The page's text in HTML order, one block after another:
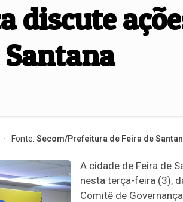
discute
Fonte: Secom/Prefeitura de Feira de
A cidade de Feira de
nesta terça-feira (3),
Comitê de